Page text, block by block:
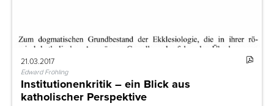
21.03.2017
Edward Fröhling
Institutionenkritik – ein Blick aus
katholischer Perspektive